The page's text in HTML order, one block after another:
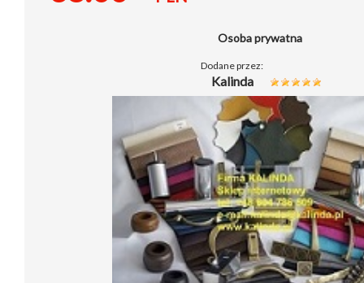
Osoba prywatna
Dodane przez:
Kalinda